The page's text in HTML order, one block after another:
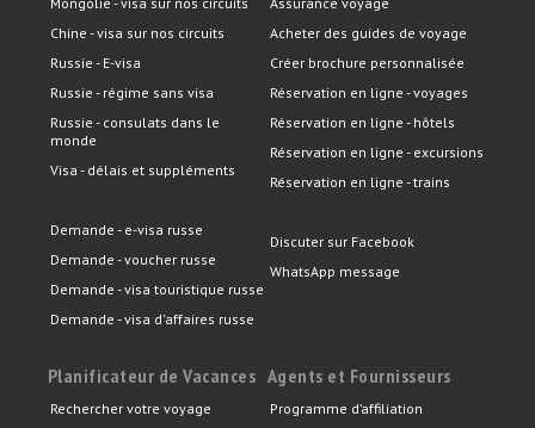
Chine - visa sur nos circuits
Russie - E-visa
Russie - régime sans visa
Russie - consulats dans le
monde
Visa - délais et suppléments
Demande - e-visa russe
Demande - voucher russe
Demande - visa touristique russe
Demande - visa d'affaires russe
Acheter des guides de voyage
Créer brochure personnalisée
Réservation en ligne - voyages
Réservation en ligne - hôtels
Réservation en ligne - excursions
Réservation en ligne - trains
Discuter sur Facebook
WhatsApp message
Planificateur de Vacances
Rechercher votre voyage
Agents et Fournisseurs
Programme d’affiliation